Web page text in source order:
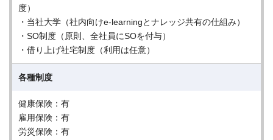
度）
・当社大学（社内向けe-learningとナレッジ共有の仕組み）
・SO制度（原則、全社員にSOを付与）
・借り上げ社宅制度（利用は任意）
各種制度
健康保険：有
雇用保険：有
労災保険：有